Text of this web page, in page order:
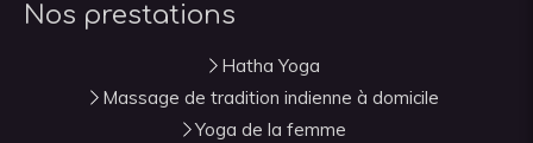
Nos prestations
Hatha Yoga
Massage de tradition indienne à domicile
Yoga de la femme